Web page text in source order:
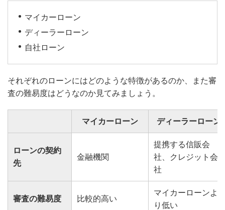
マイカーローン
ディーラーローン
自社ローン
それぞれのローンにはどのような特徴があるのか、また審
査の難易度はどうなのか見てみましょう。
マイカーローン ディーラーローン
ローンの契約
先
金融機関
提携する信販会
社、クレジット会
社
審査の難易度 比較的高い
マイカーローンよ
り低い